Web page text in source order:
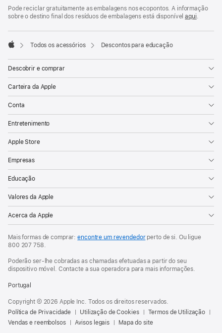
Pode reciclar gratuitamente as embalagens nos ecopontos. A informação
sobre o destino final dos resíduos de embalagens está disponívelaqui.
Todos os acessórios Descontos para educação
Descobrir e comprar
Carteira da Apple
Conta
Entretenimento
Apple Store
Empresas
Educação
Valores da Apple
Acerca da Apple
Mais formas de comprar:encontre um revendedorperto de si. Ou ligue
800 207 758.
Poderão ser-lhe cobradas as chamadas efetuadas a partir do seu
dispositivo móvel. Contacte a sua operadora para mais informações.
Portugal
Copyright © 2026 Apple Inc. Todos os direitos reservados.
Política de Privacidade
Utilização de Cookies
Termos de Utilização
Vendas e reembolsos
Avisos legais Mapa do site